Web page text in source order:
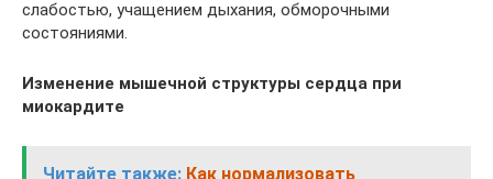
слабостью, учащением дыхания, обморочными
состояниями.
Изменение мышечной структуры сердца при
миокардите
Читайте также: Как нормализовать